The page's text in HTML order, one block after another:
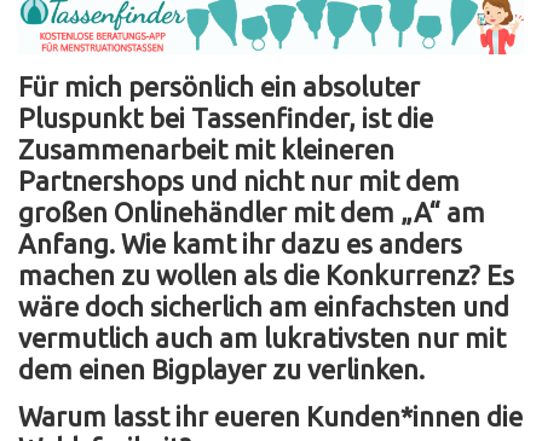
Für mich persönlich ein absoluter
Pluspunkt bei Tassenfinder, ist die
Zusammenarbeit mit kleineren
Partnershops und nicht nur mit dem
großen Onlinehändler mit dem „A“ am
Anfang. Wie kamt ihr dazu es anders
machen zu wollen als die Konkurrenz? Es
wäre doch sicherlich am einfachsten und
vermutlich auch am lukrativsten nur mit
dem einen Bigplayer zu verlinken.
Warum lasst ihr eueren Kunden*innen die